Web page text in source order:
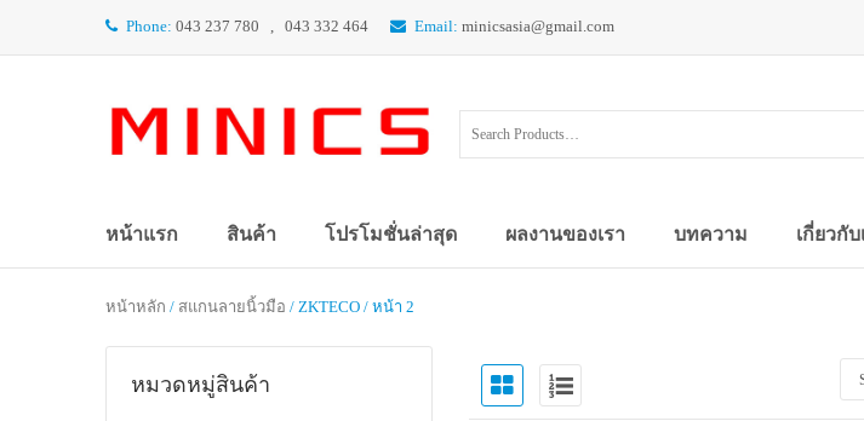
Phone: 043 237 780 , 043 332 464 Email: minicsasia@gmail.com
หน้าแรก สินค้า โปรโมชั่นล่าสุด ผลงานของเรา บทความ เกี่ยวกับ
หน้าหลัก / สแกนลายนิ้วมือ / ZKTECO / หน้า 2
หมวดหมู่สินค้า